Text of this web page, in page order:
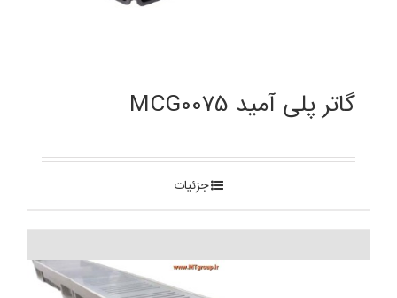
گاتر پلی آمید MCG0075
جزئیات